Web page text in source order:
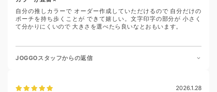
自分の推しカラーで オーダー作成していただけるので 自分だけの
ポーチを持ち歩くことが できて嬉しい。文字印字の部分が 小さく
て分かりにくいので 大きさを選べたら良いなとおもいます。
JOGGOスタッフからの返信
2026.1.28